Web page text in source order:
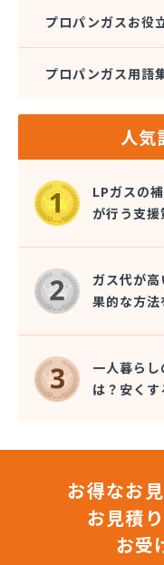
株式会社オーテッ
株式会社オーテッ
株式会社ガスキッ
株式会社ガステム
株式会社ガスパ
株式会社カネコ
株式会社カネ庄
株式会社クラシアン
株式会社コクネ
株式会社コザカヤ
株式会社コジマガス
株式会社コジマガ
株式会社コンプロ
株式会社シェル石
株式会社しんせき
株式会社スギサン
株式会社スマイル
株式会社バンノ
株式会社フジプロ
株式会社フジプロ
株式会社ホームガ
プロパンガスお役
プロパンガス用語
人気
LPガスの
が行う支援
ガス代が
果的な方法
一人暮ら
は？安く
お得なお
お見積
お受